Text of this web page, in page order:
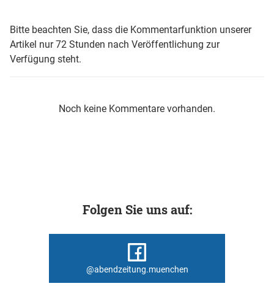
Bitte beachten Sie, dass die Kommentarfunktion unserer
Artikel nur 72 Stunden nach Veröffentlichung zur
Verfügung steht.
Noch keine Kommentare vorhanden.
Folgen Sie uns auf:
@abendzeitung.muenchen